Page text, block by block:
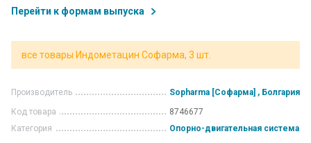
Перейти к формам выпуска
все товары Индометацин Софарма, 3 шт.
Производитель
Sopharma [Софарма] , Болгария
Код товара
8746677
Категория
Опорно-двигательная система